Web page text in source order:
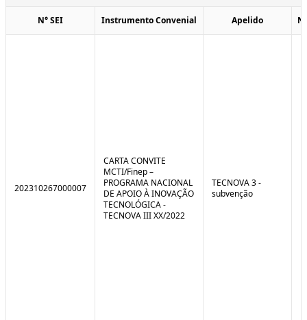
N° SEI Instrumento Convenial Apelido
202310267000007
CARTA CONVITE
MCTI/Finep –
PROGRAMA NACIONAL
DE APOIO À INOVAÇÃO
TECNOLÓGICA -
TECNOVA III XX/2022
TECNOVA 3 -
subvenção